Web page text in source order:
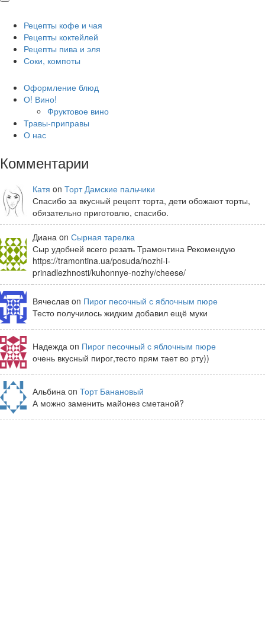
Рецепты кофе и чая
Рецепты коктейлей
Рецепты пива и эля
Соки, компоты
Оформление блюд
О! Вино!
Фруктовое вино
Травы-приправы
О нас
Комментарии
Катя on Торт Дамские пальчики
Спасибо за вкусный рецепт торта, дети обожают торты,
обязательно приготовлю, спасибо.
Диана on Сырная тарелка
Сыр удобней всего резать Трамонтина Рекомендую
https://tramontina.ua/posuda/nozhi-i-
prinadlezhnosti/kuhonnye-nozhy/cheese/
Вячеслав on Пирог песочный с яблочным пюре
Тесто получилось жидким добавил ещё муки
Надежда on Пирог песочный с яблочным пюре
очень вкусный пирог,тесто прям тает во рту))
Альбина on Торт Банановый
А можно заменить майонез сметаной?